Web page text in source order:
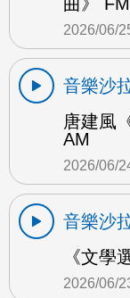
2026/06/
音樂沙
唐建風
AM
2026/06/
音樂沙
《文學
2026/06/